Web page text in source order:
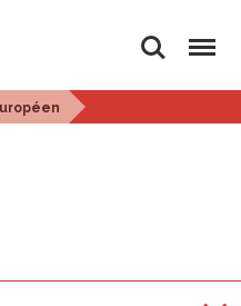
Rechercher
Menu